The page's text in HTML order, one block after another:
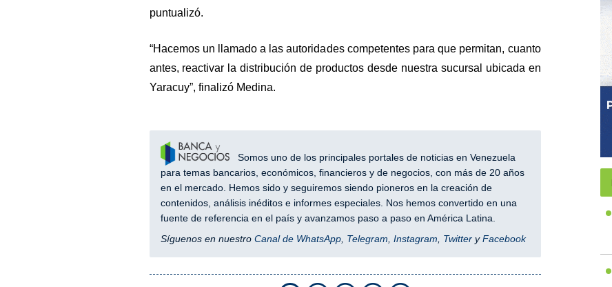
puntualizó.
“Hacemos un llamado a las autoridades competentes para que permitan, cuanto
antes, reactivar la distribución de productos desde nuestra sucursal ubicada en
Yaracuy”, finalizó Medina.
Somos uno de los principales portales de noticias en Venezuela
para temas bancarios, económicos, financieros y de negocios, con más de 20 años
en el mercado. Hemos sido y seguiremos siendo pioneros en la creación de
contenidos, análisis inéditos e informes especiales. Nos hemos convertido en una
fuente de referencia en el país y avanzamos paso a paso en América Latina.
Síguenos en nuestro Canal de WhatsApp, Telegram, Instagram, TwitteryFacebook